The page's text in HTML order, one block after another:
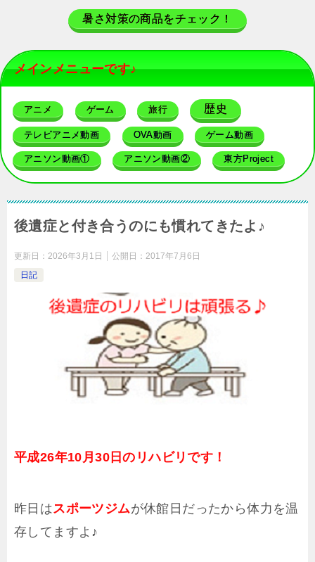
暑さ対策の商品をチェック！
メインメニューです♪
アニメ ゲーム 旅行 歴史
テレビアニメ動画 OVA動画 ゲーム動画
アニソン動画① アニソン動画② 東方Project
後遺症と付き合うのにも慣れてきたよ♪
更新日： 2026年3月1日 公開日： 2017年7月6日
日記
平成26年10月30日のリハビリです！
昨日はスポーツジムが休館日だったから体力を温
存してますよ♪